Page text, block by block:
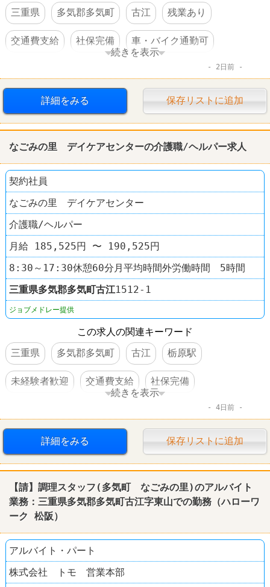
三重県
多気郡多気町 古江 残業あり
交通費支給 社保完備 車・バイク通勤可
続きを表示
2日前
詳細をみる 保存リストに追加
なごみの里 デイケアセンターの介護職/ヘルパー求人
契約社員
なごみの里 デイケアセンター
介護職/ヘルパー
月給 185,525円 〜 190,525円
8:30～17:30休憩60分月平均時間外労働時間 5時間
三重県多気郡多気町古江1512-1
ジョブメドレー提供
この求人の関連キーワード
三重県
多気郡多気町 古江 栃原駅
未経験者歓迎 交通費支給 社保完備
続きを表示
4日前
詳細をみる 保存リストに追加
【請】調理スタッフ(多気町 なごみの里)のアルバイト
業務：三重県多気郡多気町古江字東山での勤務（ハローワ
ーク 松阪）
アルバイト・パート
株式会社 トモ 営業本部